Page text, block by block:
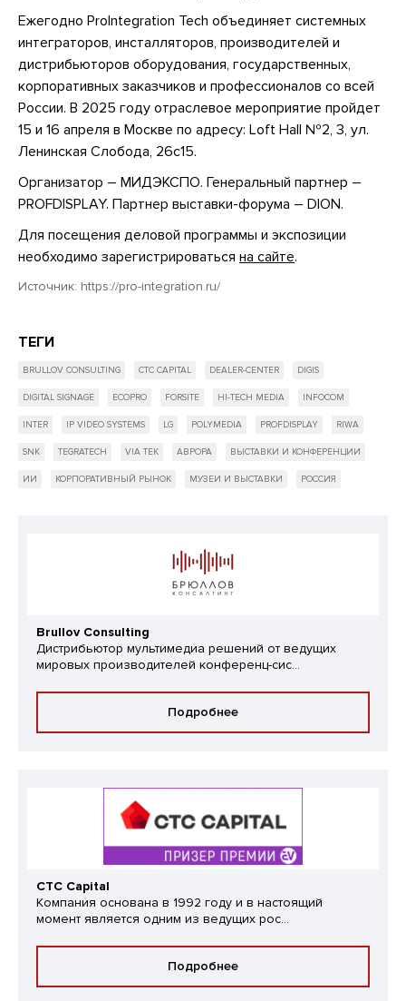
Ежегодно ProIntegration Tech объединяет системных
интеграторов, инсталляторов, производителей и
дистрибьюторов оборудования, государственных,
корпоративных заказчиков и профессионалов со всей
России. В 2025 году отраслевое мероприятие пройдет
15 и 16 апреля в Москве по адресу: Loft Hall №2, 3, ул.
Ленинская Слобода, 26с15.
Организатор – МИДЭКСПО. Генеральный партнер –
PROFDISPLAY. Партнер выставки-форума – DION.
Для посещения деловой программы и экспозиции
необходимо зарегистрироваться на сайте.
Источник: https://pro-integration.ru/
ТЕГИ
BRULLOV CONSULTING CTC CAPITAL DEALER-CENTER DIGIS
DIGITAL SIGNAGE ECOPRO FORSITE HI-TECH MEDIA INFOCOM
INTER IP VIDEO SYSTEMS LG POLYMEDIA PROFDISPLAY RIWA
SNK TEGRATECH VIA TEK АВРОРА ВЫСТАВКИ И КОНФЕРЕНЦИИ
ИИ КОРПОРАТИВНЫЙ РЫНОК МУЗЕИ И ВЫСТАВКИ РОССИЯ
Brullov Consulting
Дистрибьютор мультимедиа решений от ведущих
мировых производителей конференц-сис...
Подробнее
CTC Capital
Компания основана в 1992 году и в настоящий
момент является одним из ведущих рос...
Подробнее